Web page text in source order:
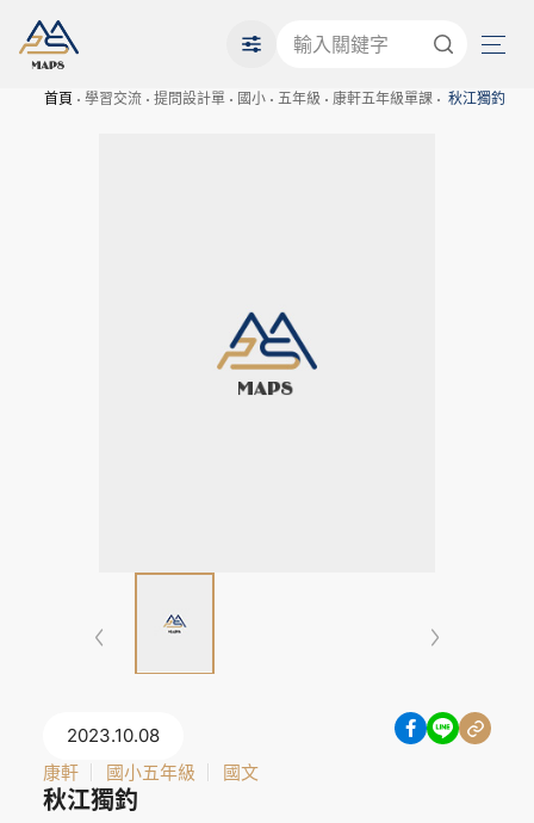
首頁 學習交流 提問設計單 國小 五年級 康軒五年級單課 秋江獨釣
2023.10.08
康軒
國小五年級 國文
秋江獨釣